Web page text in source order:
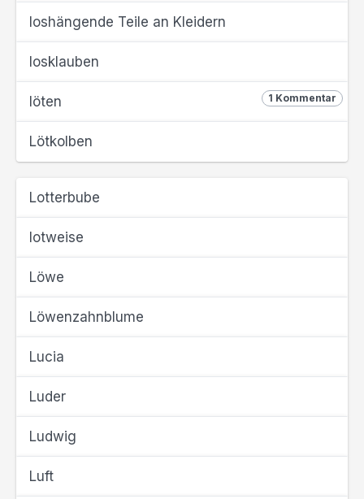
loshängende Teile an Kleidern
losklauben
1 Kommentar
löten
Lötkolben
Lotterbube
lotweise
Löwe
Löwenzahnblume
Lucia
Luder
Ludwig
Luft